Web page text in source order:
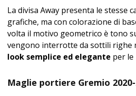
La divisa Away presenta le stesse
grafiche, ma con colorazione di
volta il motivo geometrico è tono
vengono interrotte da sottili righe
look semplice ed elegante per
Maglie portiere Gremio 2020-